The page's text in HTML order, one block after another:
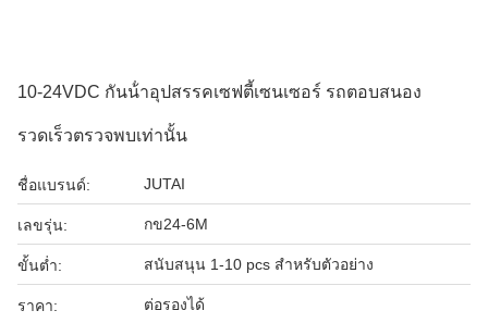
10-24VDC กันน้ําอุปสรรคเซฟตี้เซนเซอร์ รถตอบสนอง
รวดเร็วตรวจพบเท่านั้น
ชื่อแบรนด์: JUTAI
เลขรุ่น: กข24-6M
ขั้นต่ำ: สนับสนุน 1-10 pcs สําหรับตัวอย่าง
ราคา: ต่อรองได้